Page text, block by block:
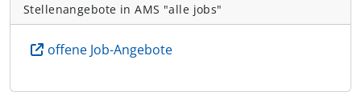
Stellenangebote in AMS "alle jobs"
offene Job-Angebote